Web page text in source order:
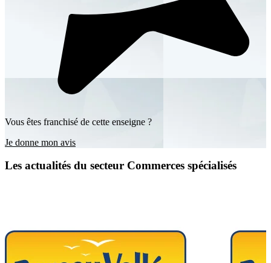
Vous êtes franchisé de cette enseigne ?
Je donne mon avis
Les actualités du secteur Commerces spécialisés